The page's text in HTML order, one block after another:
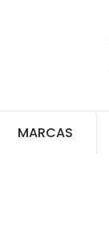
MARCAS